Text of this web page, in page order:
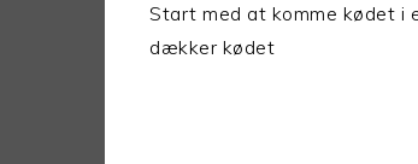
Start med at komme kødet i
dækker kødet